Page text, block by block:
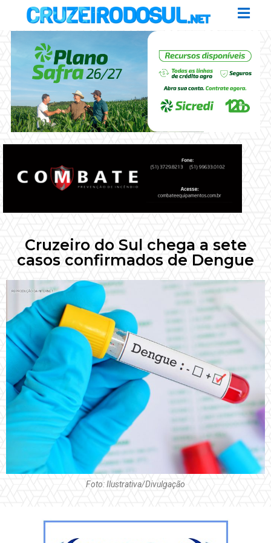
Cruzeiro do Sul chega a sete
casos confirmados de Dengue
Foto: Ilustrativa/Divulgação